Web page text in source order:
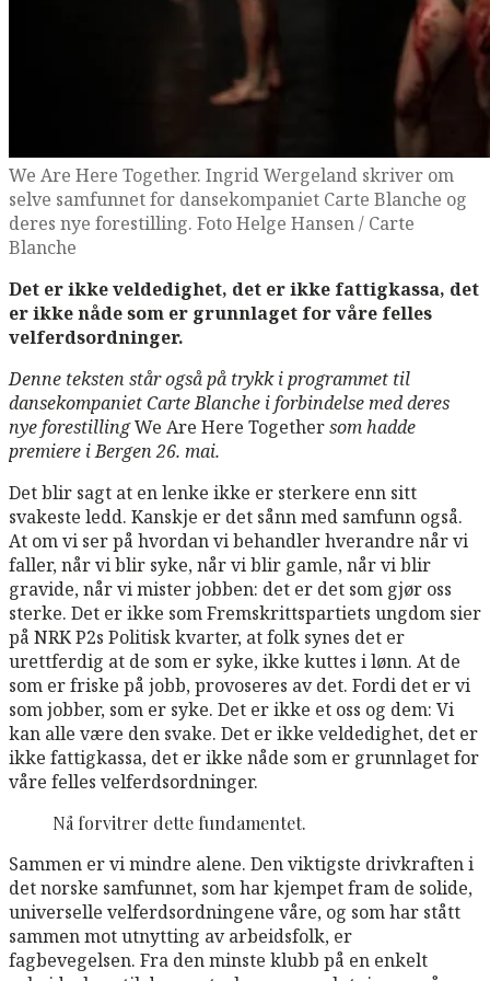
We Are Here Together. Ingrid Wergeland skriver om
selve samfunnet for dansekompaniet Carte Blanche og
deres nye forestilling. Foto Helge Hansen / Carte
Blanche
Det er ikke veldedighet, det er ikke fattigkassa, det
er ikke nåde som er grunnlaget for våre felles
velferdsordninger.
Denne teksten står også på trykk i programmet til
dansekompaniet Carte Blanche i forbindelse med deres
nye forestillingWe Are Here Togethersom hadde
premiere i Bergen 26. mai.
Det blir sagt at en lenke ikke er sterkere enn sitt
svakeste ledd. Kanskje er det sånn med samfunn også.
At om vi ser på hvordan vi behandler hverandre når vi
faller, når vi blir syke, når vi blir gamle, når vi blir
gravide, når vi mister jobben: det er det som gjør oss
sterke. Det er ikke som Fremskrittspartiets ungdom sier
på NRK P2s Politisk kvarter, at folk synes det er
urettferdig at de som er syke, ikke kuttes i lønn. At de
som er friske på jobb, provoseres av det. Fordi det er vi
som jobber, som er syke. Det er ikke et oss og dem: Vi
kan alle være den svake. Det er ikke veldedighet, det er
ikke fattigkassa, det er ikke nåde som er grunnlaget for
våre felles velferdsordninger.
Nå forvitrer dette fundamentet.
Sammen er vi mindre alene. Den viktigste drivkraften i
det norske samfunnet, som har kjempet fram de solide,
universelle velferdsordningene våre, og som har stått
sammen mot utnytting av arbeidsfolk, er
fagbevegelsen. Fra den minste klubb på en enkelt